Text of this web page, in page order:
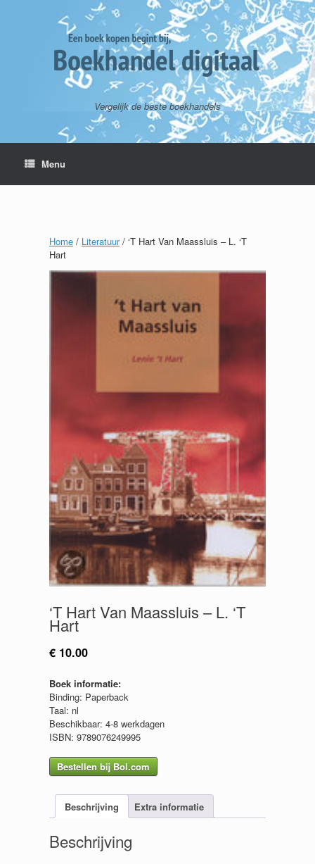
Vergelijk de beste boekhandels
Menu
Home / Literatuur/ ‘T Hart Van Maassluis – L. ‘T
Hart
‘T Hart Van Maassluis – L. ‘T
Hart
€ 10.00
Boek informatie:
Binding: Paperback
Taal: nl
Beschikbaar: 4-8 werkdagen
ISBN: 9789076249995
Bestellen bij Bol.com
Beschrijving Extra informatie
Beschrijving